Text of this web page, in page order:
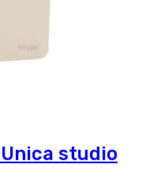
Unica studio